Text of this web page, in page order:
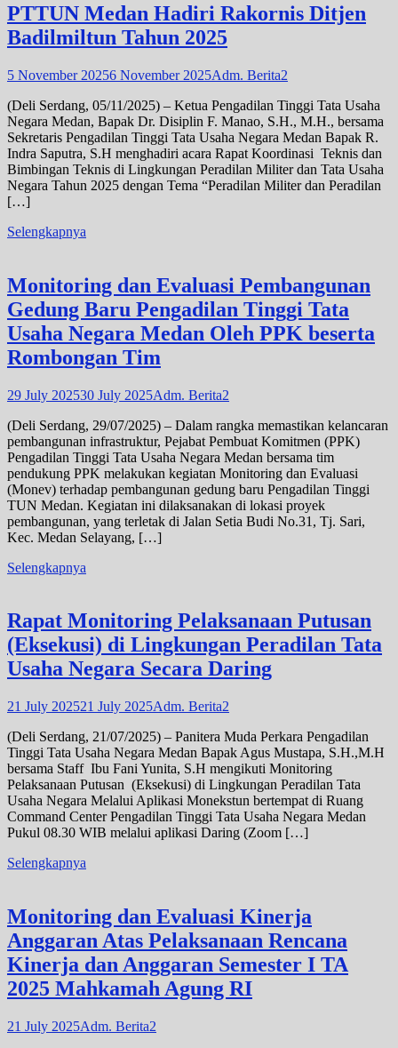
PTTUN Medan Hadiri Rakornis Ditjen
Badilmiltun Tahun 2025
5 November 20256 November 2025Adm. Berita2
(Deli Serdang, 05/11/2025) – Ketua Pengadilan Tinggi Tata Usaha
Negara Medan, Bapak Dr. Disiplin F. Manao, S.H., M.H., bersama
Sekretaris Pengadilan Tinggi Tata Usaha Negara Medan Bapak R.
Indra Saputra, S.H menghadiri acara Rapat Koordinasi Teknis dan
Bimbingan Teknis di Lingkungan Peradilan Militer dan Tata Usaha
Negara Tahun 2025 dengan Tema “Peradilan Militer dan Peradilan
[…]
Selengkapnya
Monitoring dan Evaluasi Pembangunan
Gedung Baru Pengadilan Tinggi Tata
Usaha Negara Medan Oleh PPK beserta
Rombongan Tim
29 July 202530 July 2025Adm. Berita2
(Deli Serdang, 29/07/2025) – Dalam rangka memastikan kelancaran
pembangunan infrastruktur, Pejabat Pembuat Komitmen (PPK)
Pengadilan Tinggi Tata Usaha Negara Medan bersama tim
pendukung PPK melakukan kegiatan Monitoring dan Evaluasi
(Monev) terhadap pembangunan gedung baru Pengadilan Tinggi
TUN Medan. Kegiatan ini dilaksanakan di lokasi proyek
pembangunan, yang terletak di Jalan Setia Budi No.31, Tj. Sari,
Kec. Medan Selayang, […]
Selengkapnya
Rapat Monitoring Pelaksanaan Putusan
(Eksekusi) di Lingkungan Peradilan Tata
Usaha Negara Secara Daring
21 July 202521 July 2025Adm. Berita2
(Deli Serdang, 21/07/2025) – Panitera Muda Perkara Pengadilan
Tinggi Tata Usaha Negara Medan Bapak Agus Mustapa, S.H.,M.H
bersama Staff Ibu Fani Yunita, S.H mengikuti Monitoring
Pelaksanaan Putusan (Eksekusi) di Lingkungan Peradilan Tata
Usaha Negara Melalui Aplikasi Monekstun bertempat di Ruang
Command Center Pengadilan Tinggi Tata Usaha Negara Medan
Pukul 08.30 WIB melalui aplikasi Daring (Zoom […]
Selengkapnya
Monitoring dan Evaluasi Kinerja
Anggaran Atas Pelaksanaan Rencana
Kinerja dan Anggaran Semester I TA
2025 Mahkamah Agung RI
21 July 2025Adm. Berita2